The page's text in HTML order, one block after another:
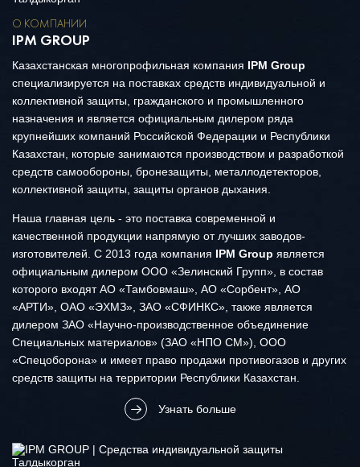
О КОМПАНИИ
IPM GROUP
Казахстанская многопрофильная компания IPM Group
специализируется на поставках средств индивидуальной и
коллективной защиты, гражданского и промышленного
назначения и является официальным дилером ряда
крупнейших компаний Российской Федерации и Республики
Казахстан, которые занимаются производством и разработкой
средств самообороны, бронезащиты, металлодетекторов,
коллективной защиты, защиты органов дыхания.
Наша главная цель - это поставка современной и
качественной продукции напрямую от лучших заводов-
изготовителей. С 2013 года компания IPM Group является
официальным дилером ООО «Зелинский Групп», в состав
которого входят АО «Тамбовмаш», АО «Сорбент», АО
«АРТИ», ОАО «ЭХМЗ», ЗАО «СФИНКС», также является
дилером ЗАО «Научно-производственное объединение
Специальных материалов» (ЗАО «НПО СМ»), ООО
«Спецоборона» и имеет право продажи противогазов и других
средств защиты на территории Республики Казахстан.
Узнать больше